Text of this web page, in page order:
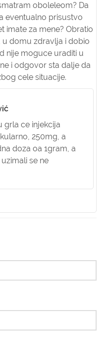
oboleleom? Da
eventualno prisustvo
imate za mene? Obratio
u domu zdravlja i dobio
nije moguce uraditi u
i odgovor sta dalje da
cele situacije.
grla ce injekcija
250mg, a
doza oa 1gram, a
se ne